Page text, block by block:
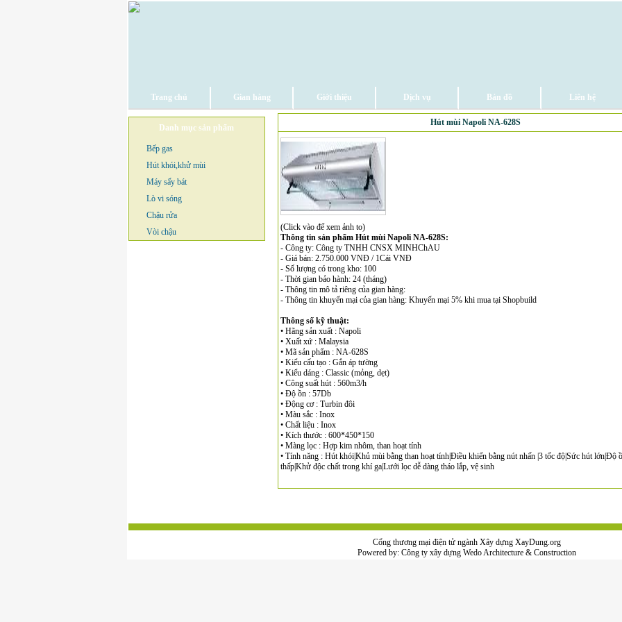
Trang chủ Gian hàng Giới thiệu Dịch vụ Bản đồ Liên hệ
Danh mục sản phẩm
Bếp gas
Hút khói,khử mùi
Máy sấy bát
Lò vi sóng
Chậu rửa
Vòi chậu
Hút mùi Napoli NA-628S
(Click vào để xem ảnh to)
Thông tin sản phẩm Hút mùi Napoli NA-628S:
- Công ty: Công ty TNHH CNSX MINHChAU
- Giá bán: 2.750.000 VNĐ / 1Cái VNĐ
- Số lượng có trong kho: 100
- Thời gian bảo hành: 24 (tháng)
- Thông tin mô tả riêng của gian hàng:
- Thông tin khuyến mại của gian hàng: Khuyến mại 5% khi mua tại Shopbuild
Thông số kỹ thuật:
• Hãng sản xuất : Napoli
• Xuất xứ : Malaysia
• Mã sản phẩm : NA-628S
• Kiểu cấu tạo : Gắn áp tường
• Kiểu dáng : Classic (mỏng, dẹt)
• Công suất hút : 560m3/h
• Độ ồn : 57Db
• Động cơ : Turbin đôi
• Màu sắc : Inox
• Chất liệu : Inox
• Kích thước : 600*450*150
• Màng lọc : Hợp kim nhôm, than hoạt tính
• Tính năng : Hút khói|Khủ mùi bằng than hoạt tính|Điều khiển bằng nút nhấn |3 tốc độ|Sức hút lớn|Độ
thấp|Khử độc chất trong khí ga|Lưới lọc dễ dàng tháo lắp, vệ sinh
Cổng thương mại điện tử ngành Xây dựng XayDung.org
Powered by: Công ty xây dựngWedo Architecture & Construction